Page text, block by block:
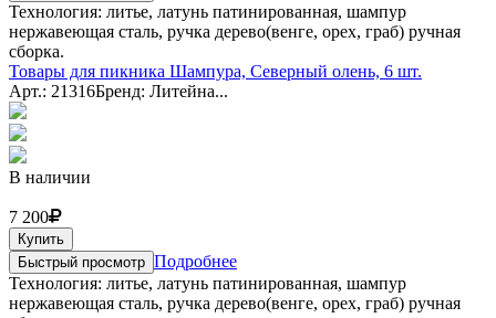
Технология: литье, латунь патинированная, шампур
нержавеющая сталь, ручка дерево(венге, орех, граб) ручная
сборка.
Товары для пикника Шампура, Северный олень, 6 шт.
Арт.: 21316Бренд: Литейна...
В наличии
7 200
Купить
Быстрый просмотр Подробнее
Технология: литье, латунь патинированная, шампур
нержавеющая сталь, ручка дерево(венге, орех, граб) ручная